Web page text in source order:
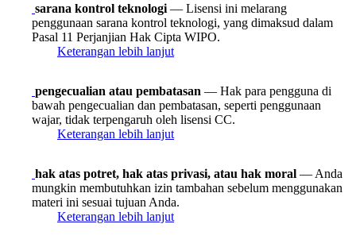
sarana kontrol teknologi — Lisensi ini melarang
penggunaan sarana kontrol teknologi, yang dimaksud dalam
Pasal 11 Perjanjian Hak Cipta WIPO.
Keterangan lebih lanjut
pengecualian atau pembatasan — Hak para pengguna di
bawah pengecualian dan pembatasan, seperti penggunaan
wajar, tidak terpengaruh oleh lisensi CC.
Keterangan lebih lanjut
hak atas potret, hak atas privasi, atau hak moral — Anda
mungkin membutuhkan izin tambahan sebelum menggunakan
materi ini sesuai tujuan Anda.
Keterangan lebih lanjut